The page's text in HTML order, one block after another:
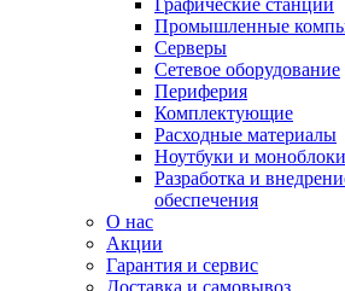
Графические станции
Промышленные
Серверы
Сетевое оборудование
Периферия
Комплектующие
Расходные материалы
Ноутбуки и моноблоки
Разработка и
обеспечения
О нас
Акции
Гарантия и сервис
Доставка и самовывоз